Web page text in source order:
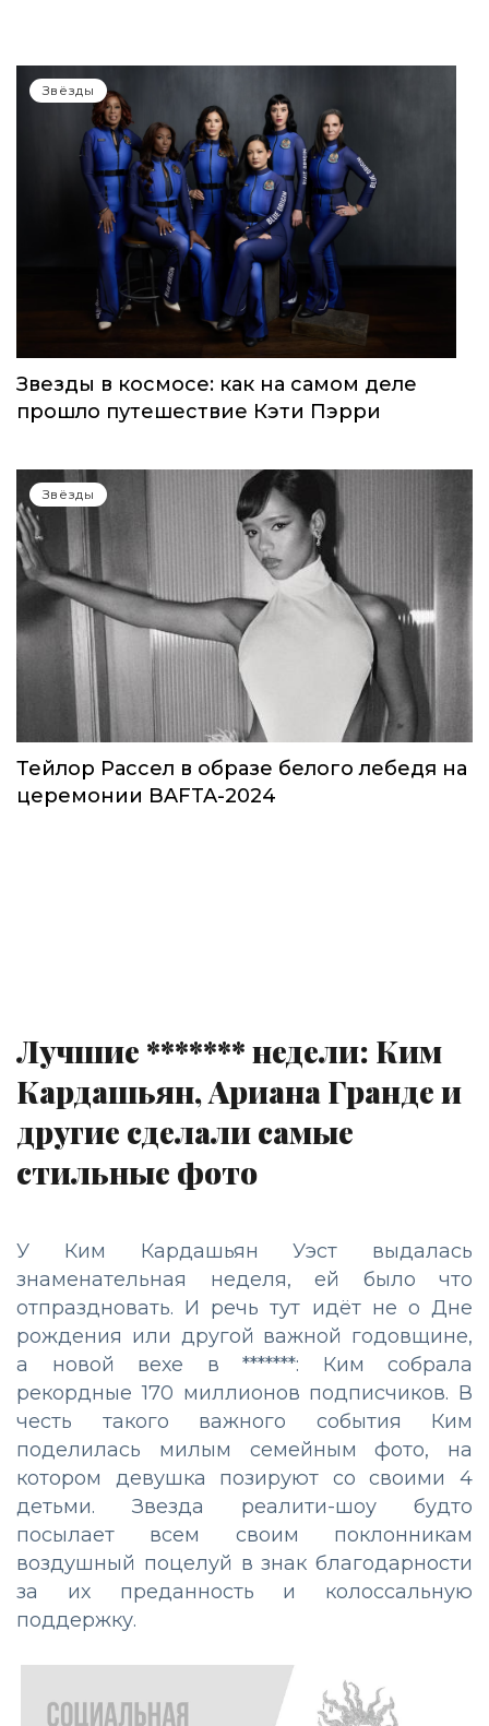
Звёзды
Звезды в космосе: как на самом деле
прошло путешествие Кэти Пэрри
Звёзды
Тейлор Рассел в образе белого лебедя на
церемонии BAFTA-2024
Лучшие ******* недели: Ким
Кардашьян, Ариана Гранде и
другие сделали самые
стильные фото
У Ким Кардашьян Уэст выдалась
знаменательная неделя, ей было что
отпраздновать. И речь тут идёт не о Дне
рождения или другой важной годовщине,
а новой вехе в *******: Ким собрала
рекордные 170 миллионов подписчиков. В
честь такого важного события Ким
поделилась милым семейным фото, на
котором девушка позируют со своими 4
детьми. Звезда реалити-шоу будто
посылает всем своим поклонникам
воздушный поцелуй в знак благодарности
за их преданность и колоссальную
поддержку.